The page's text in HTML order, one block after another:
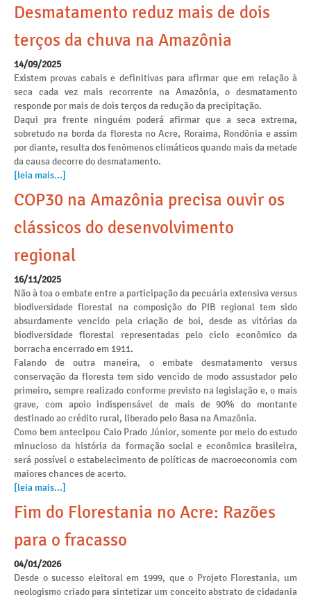
Desmatamento reduz mais de dois
terços da chuva na Amazônia
14/09/2025
Existem provas cabais e definitivas para afirmar que em relação à
seca cada vez mais recorrente na Amazônia, o desmatamento
responde por mais de dois terços da redução da precipitação.
Daqui pra frente ninguém poderá afirmar que a seca extrema,
sobretudo na borda da floresta no Acre, Roraima, Rondônia e assim
por diante, resulta dos fenômenos climáticos quando mais da metade
da causa decorre do desmatamento.
[leia mais...]
COP30 na Amazônia precisa ouvir os
clássicos do desenvolvimento
regional
16/11/2025
Não à toa o embate entre a participação da pecuária extensiva versus
biodiversidade florestal na composição do PIB regional tem sido
absurdamente vencido pela criação de boi, desde as vitórias da
biodiversidade florestal representadas pelo ciclo econômico da
borracha encerrado em 1911.
Falando de outra maneira, o embate desmatamento versus
conservação da floresta tem sido vencido de modo assustador pelo
primeiro, sempre realizado conforme previsto na legislação e, o mais
grave, com apoio indispensável de mais de 90% do montante
destinado ao crédito rural, liberado pelo Basa na Amazônia.
Como bem antecipou Caio Prado Júnior, somente por meio do estudo
minucioso da história da formação social e econômica brasileira,
será possível o estabelecimento de políticas de macroeconomia com
maiores chances de acerto.
[leia mais...]
Fim do Florestania no Acre: Razões
para o fracasso
04/01/2026
Desde o sucesso eleitoral em 1999, que o Projeto Florestania, um
neologismo criado para sintetizar um conceito abstrato de cidadania